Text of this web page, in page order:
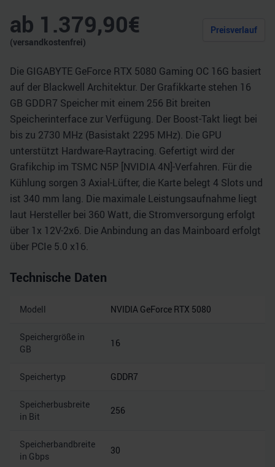
ab 1.379,90€
(versandkostenfrei)
Preisverlauf
Die GIGABYTE GeForce RTX 5080 Gaming OC 16G basiert
auf der Blackwell Architektur. Der Grafikkarte stehen 16
GB GDDR7 Speicher mit einem 256 Bit breiten
Speicherinterface zur Verfügung. Der Boost-Takt liegt bei
bis zu 2730 MHz (Basistakt 2295 MHz). Die GPU
unterstützt Hardware-Raytracing. Gefertigt wird der
Grafikchip im TSMC N5P [NVIDIA 4N]-Verfahren. Für die
Kühlung sorgen 3 Axial-Lüfter, die Karte belegt 4 Slots und
ist 340 mm lang. Die maximale Leistungsaufnahme liegt
laut Hersteller bei 360 Watt, die Stromversorgung erfolgt
über 1x 12V-2x6. Die Anbindung an das Mainboard erfolgt
über PCIe 5.0 x16.
Technische Daten
Modell NVIDIA GeForce RTX 5080
Speichergröße in
GB
16
Speichertyp GDDR7
Speicherbusbreite
in Bit
256
Speicherbandbreite
in Gbps
30